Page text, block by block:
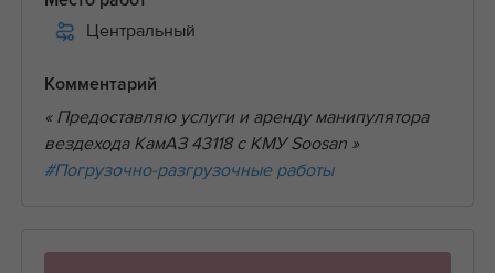
Центральный
Комментарий
« Предоставляю услуги и аренду манипулятора
вездехода КамАЗ 43118 с КМУ Soosan »
#Погрузочно-разгрузочные работы